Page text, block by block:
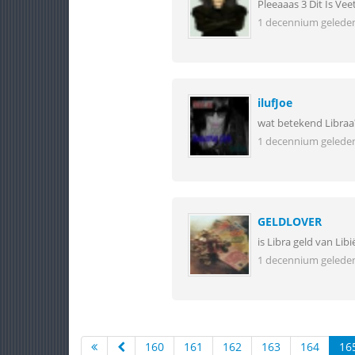
Pleeaaas 3 Dit Is
1 decennium
ilufJoe
wat betekend
1 decennium
GELDLOVER
is Libra geld van
1 decennium
160 161 162 163 164